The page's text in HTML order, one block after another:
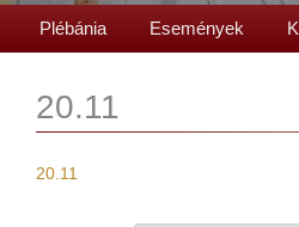
Plébánia Események
20.11
20.11